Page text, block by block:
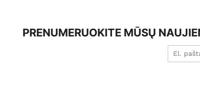
PRENUMERUOKITE MŪSŲ